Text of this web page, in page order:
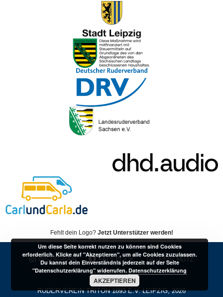
Fehlt dein Logo? Jetzt Unterstützer werden!
INSTAGRAM FACEBOOK
DATENSCHUTZ
IMPRESSUM
RUDERVEREIN TRITON 1893 E.V. LEIPZIG, 2026
Um diese Seite korrekt nutzen zu können sind Cookies
erforderlich. Klicke auf "Akzeptieren", um alle Cookies zuzulassen.
Du kannst dein Einverständnis jederzeit auf der Seite
"Datenschutzerklärung" widerrufen.Datenschutzerklärung
AKZEPTIEREN